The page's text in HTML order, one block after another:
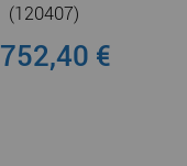
(120407)
752,40 €